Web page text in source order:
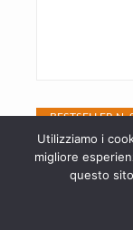
BESTSELLER N.
Utilizziamo i
migliore
questo